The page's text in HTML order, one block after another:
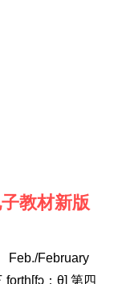
教材新版
Feb./February
：θ] 第四